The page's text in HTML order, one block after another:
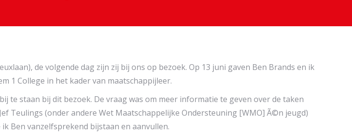
de volgende dag zijn zij bij ons op bezoek. Op 13 juni gaven Ben Brands en ik
1 College in het kader van maatschappijleer.
te staan bij dit bezoek. De vraag was om meer informatie te geven over de taken
Teulings (onder andere Wet Maatschappelijke Ondersteuning [WMO] Ã©n jeugd)
Ben vanzelfsprekend bijstaan en aanvullen.